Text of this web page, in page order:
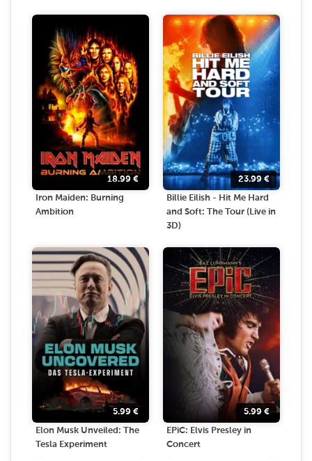
18.99 €
Iron Maiden: Burning
Ambition
23.99€
Billie Eilish - Hit Me Hard
and Soft: The Tour (Live in
3D)
5.99 €
Elon Musk Unveiled: The
Tesla Experiment
5.99 €
EPiC: Elvis Presley in
Concert